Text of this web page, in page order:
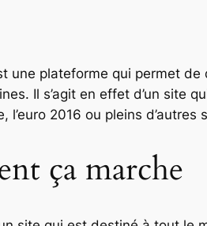
une plateforme qui permet
Il s’agit en effet d’un site
l’euro 2016 ou pleins d’autres
ça marche